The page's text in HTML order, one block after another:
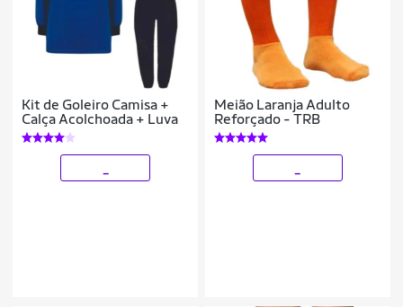
Kit de Goleiro Camisa +
Calça Acolchoada + Luva
Meião Laranja Adulto
Reforçado - TRB